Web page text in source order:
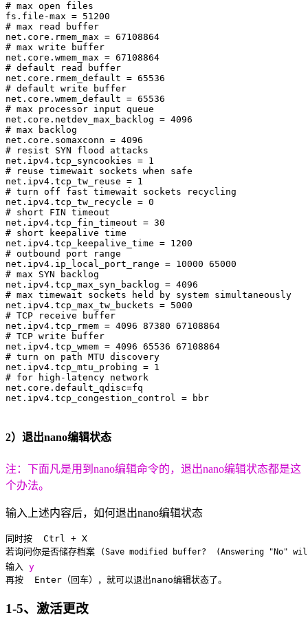
# max open files
fs.file-max = 51200
# max read buffer
net.core.rmem_max = 67108864
# max write buffer
net.core.wmem_max = 67108864
# default read buffer
net.core.rmem_default = 65536
# default write buffer
net.core.wmem_default = 65536
# max processor input queue
net.core.netdev_max_backlog = 4096
# max backlog
net.core.somaxconn = 4096
# resist SYN flood attacks
net.ipv4.tcp_syncookies = 1
# reuse timewait sockets when safe
net.ipv4.tcp_tw_reuse = 1
# turn off fast timewait sockets recycling
net.ipv4.tcp_tw_recycle = 0
# short FIN timeout
net.ipv4.tcp_fin_timeout = 30
# short keepalive time
net.ipv4.tcp_keepalive_time = 1200
# outbound port range
net.ipv4.ip_local_port_range = 10000 65000
# max SYN backlog
net.ipv4.tcp_max_syn_backlog = 4096
# max timewait sockets held by system simultaneously
net.ipv4.tcp_max_tw_buckets = 5000
# TCP receive buffer
net.ipv4.tcp_rmem = 4096 87380 67108864
# TCP write buffer
net.ipv4.tcp_wmem = 4096 65536 67108864
# turn on path MTU discovery
net.ipv4.tcp_mtu_probing = 1
# for high-latency network
net.core.default_qdisc=fq
net.ipv4.tcp_congestion_control = bbr
2）退出nano编辑状态
注：下面凡是用到nano编辑命令的，退出nano编辑状态都是这
个办法。
输入上述内容后，如何退出nano编辑状态
同时按  Ctrl + X
若询问你是否储存档案
(Save modified buffer?  (Answering "No" will
输入 y
再按  Enter（回车），就可以退出nano编辑状态了。
1-5、激活更改